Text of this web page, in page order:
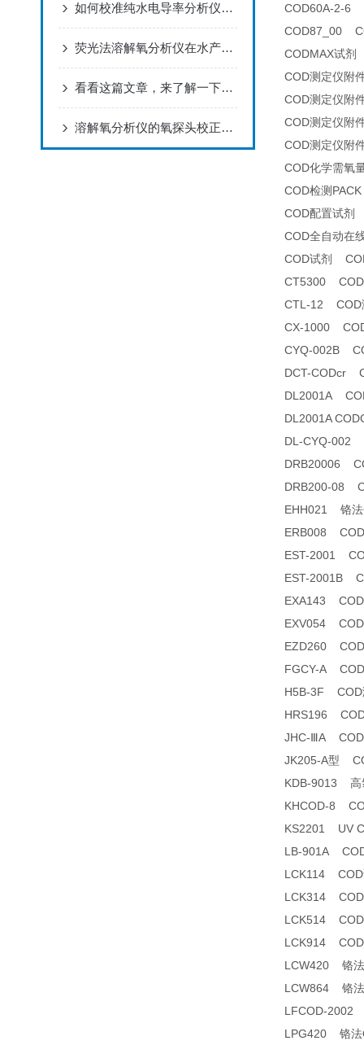
如何校准纯水电导率分析仪以确保其测量精度？
荧光法溶解氧分析仪在水产养殖中的应用
看看这篇文章，来了解一下氟离子浓度分析仪吧！
溶解氧分析仪的氧探头校正注意事项
COD60A-2-6
COD87_00
CODMAX试
COD测定仪附
COD测定仪附
COD测定仪附
COD测定仪附
COD化学需氧
COD检测
COD配置试剂
COD全自动在
COD试剂
CT5300 COD
CTL-12 COD
CX-1000
CYQ-002B
DCT-CODcr
DL2001A
DL2001A
DL-CYQ-002
DRB20006
DRB200-08
EHH021 铬法
ERB008 COD
EST-2001
EST-2001B
EXA143 COD
EXV054 COD
EZD260
FGCY-A
H5B-3F COD
HRS196
JHC-ⅢA COD
JK205-A型
KDB-9013 高
KHCOD-8
KS2201 UV
LB-901A
LCK114 COD
LCK314
LCK514 COD
LCK914
LCW420 铬法
LCW864 铬法
LFCOD-2002
LPG420 铬法